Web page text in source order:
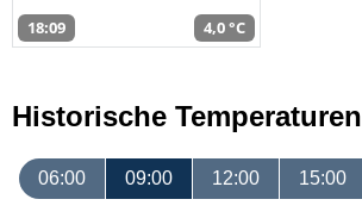
18:09 4,0 °C
Historische Temperaturen
06:00 09:00 12:00 15:00